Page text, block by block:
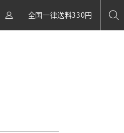
全国一律送料330円